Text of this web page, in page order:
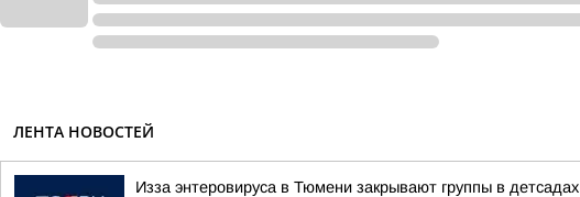
ЛЕНТА НОВОСТЕЙ
Изза энтеровируса в Тюмени закрывают группы в детсадах